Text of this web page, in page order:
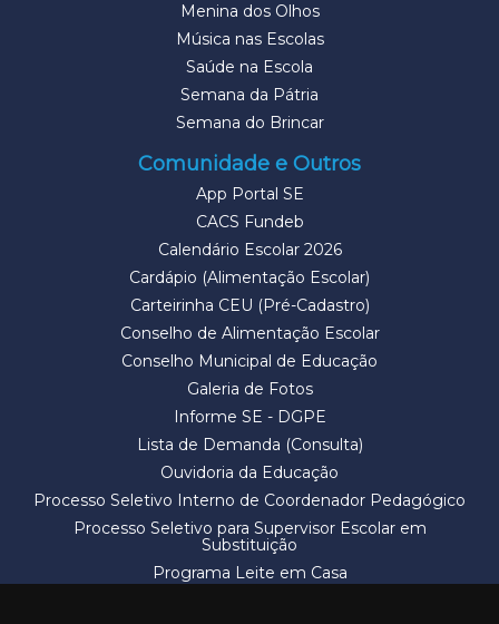
Menina dos Olhos
Música nas Escolas
Saúde na Escola
Semana da Pátria
Semana do Brincar
Comunidade e Outros
App Portal SE
CACS Fundeb
Calendário Escolar 2026
Cardápio (Alimentação Escolar)
Carteirinha CEU (Pré-Cadastro)
Conselho de Alimentação Escolar
Conselho Municipal de Educação
Galeria de Fotos
Informe SE - DGPE
Lista de Demanda (Consulta)
Ouvidoria da Educação
Processo Seletivo Interno de Coordenador Pedagógico
Processo Seletivo para Supervisor Escolar em
Substituição
Programa Leite em Casa